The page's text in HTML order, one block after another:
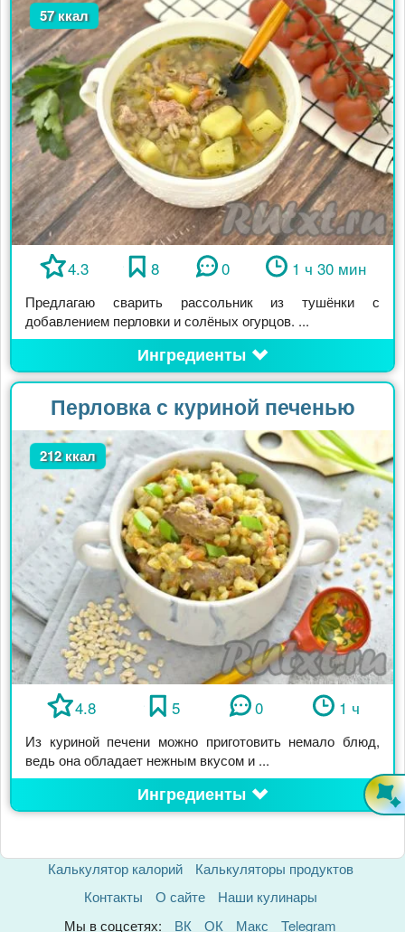
57 ккал
4.3 8 0 1 ч 30 мин
Предлагаю сварить рассольник из тушёнки с
добавлением перловки и солёных огурцов. ...
Ингредиенты
Перловка с куриной печенью
212 ккал
4.8 5 0 1 ч
Из куриной печени можно приготовить немало блюд,
ведь она обладает нежным вкусом и ...
Ингредиенты
Калькулятор калорий
Калькуляторы продуктов
Контакты
О сайте
Наши кулинары
Мы в соцсетях:
ВК ОК Макс Telegram